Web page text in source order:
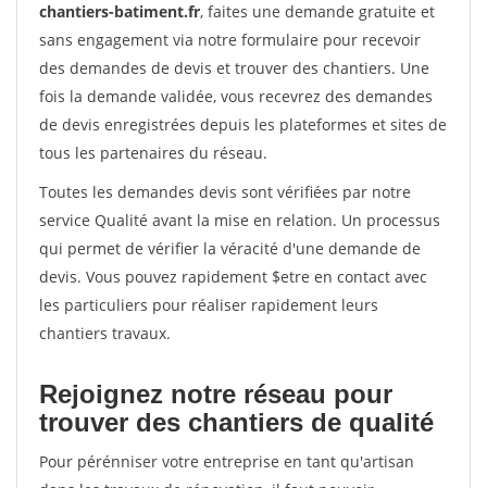
chantiers-batiment.fr, faites une demande gratuite et
sans engagement via notre formulaire pour recevoir
des demandes de devis et trouver des chantiers. Une
fois la demande validée, vous recevrez des demandes
de devis enregistrées depuis les plateformes et sites de
tous les partenaires du réseau.
Toutes les demandes devis sont vérifiées par notre
service Qualité avant la mise en relation. Un processus
qui permet de vérifier la véracité d'une demande de
devis. Vous pouvez rapidement $etre en contact avec
les particuliers pour réaliser rapidement leurs
chantiers travaux.
Rejoignez notre réseau pour
trouver des chantiers de qualité
Pour pérénniser votre entreprise en tant qu'artisan